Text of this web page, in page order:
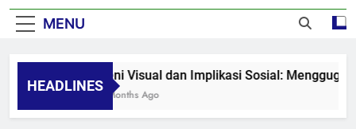
MENU
HEADLINES
Seni Visual dan Implikasi Sosial:
8 Months Ago